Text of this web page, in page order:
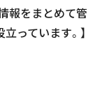
報をまとめて管
っています。】